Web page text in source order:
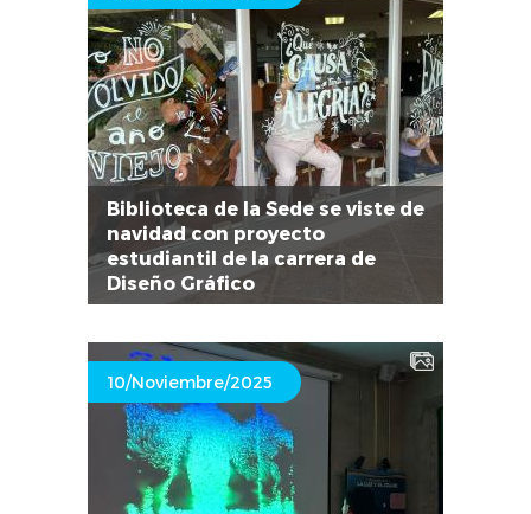
Biblioteca de la Sede se viste de
navidad con proyecto
estudiantil de la carrera de
Diseño Gráfico
10/Noviembre/2025